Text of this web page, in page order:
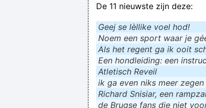
De 11 nieuwste zijn deze:
Geej se lèllike voel hod!
Noem een sport waar je
Als het regent ga ik ooit
Een hondleiding: een
Atletisch Reveil
ik ga even niks meer
Richard Snisiar, een
de Brugse fans die niet